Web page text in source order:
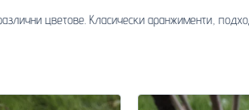
цветове. Класически аранжименти,